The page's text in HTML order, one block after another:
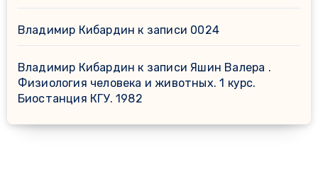
Владимир Кибардин к записи 0024
Владимир Кибардин к записиЯшин Валера .
Физиология человека и животных. 1 курс.
Биостанция КГУ. 1982